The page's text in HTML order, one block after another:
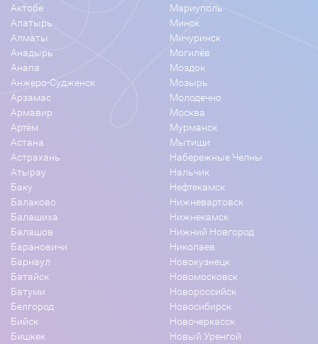
Актобе
Алатырь
Алматы
Анадырь
Анапа
Анжеро-Судженск
Арзамас
Армавир
Артём
Астана
Астрахань
Атырау
Баку
Балаково
Балашиха
Балашов
Барановичи
Барнаул
Батайск
Батуми
Белгород
Бийск
Бишкек
Мариуполь
Минск
Мичуринск
Могилёв
Моздок
Мозырь
Молодечно
Москва
Мурманск
Мытищи
Набережные Челны
Нальчик
Нефтекамск
Нижневартовск
Нижнекамск
Нижний Новгород
Николаев
Новокузнецк
Новомосковск
Новороссийск
Новосибирск
Новочеркасск
Новый Уренгой